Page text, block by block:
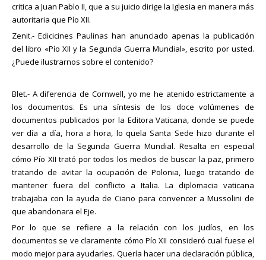
critica a Juan Pablo II, que a su juicio dirige la Iglesia en manera más
autoritaria que Pío XII.
Zenit.- Edicicines Paulinas han anunciado apenas la publicación
del libro «Pío XII y la Segunda Guerra Mundial», escrito por usted.
¿Puede ilustrarnos sobre el contenido?
Blet.- A diferencia de Cornwell, yo me he atenido estrictamente a
los documentos. Es una síntesis de los doce volúmenes de
documentos publicados por la Editora Vaticana, donde se puede
ver día a día, hora a hora, lo quela Santa Sede hizo durante el
desarrollo de la Segunda Guerra Mundial. Resalta en especial
cómo Pío XII trató por todos los medios de buscar la paz, primero
tratando de avitar la ocupación de Polonia, luego tratando de
mantener fuera del conflicto a Italia. La diplomacia vaticana
trabajaba con la ayuda de Ciano para convencer a Mussolini de
que abandonara el Eje.
Por lo que se refiere a la relación con los judíos, en los
documentos se ve claramente cómo Pío XII consideró cual fuese el
modo mejor para ayudarles. Quería hacer una declaración pública,